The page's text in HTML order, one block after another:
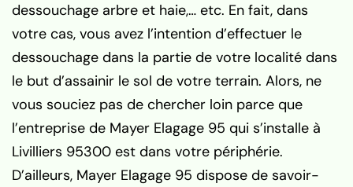
dessouchage arbre et haie,… etc. En fait, dans
votre cas, vous avez l’intention d’effectuer le
dessouchage dans la partie de votre localité dans
le but d’assainir le sol de votre terrain. Alors, ne
vous souciez pas de chercher loin parce que
l’entreprise de Mayer Elagage 95 qui s’installe à
Livilliers 95300 est dans votre périphérie.
D’ailleurs, Mayer Elagage 95 dispose de savoir-